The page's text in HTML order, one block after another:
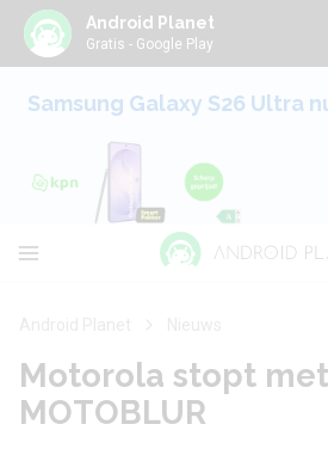
Android Planet
Gratis - Google Play
Samsung Galaxy S26 Ultra
Motorola stopt
MOTOBLUR